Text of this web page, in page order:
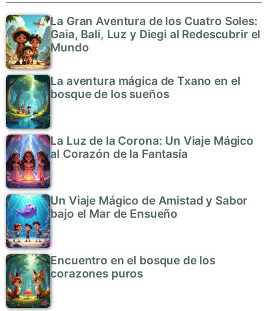
La Gran Aventura de los Cuatro Soles:
Gaia, Bali, Luz y Diegi al Redescubrir el
Mundo
La aventura mágica de Txano en el
bosque de los sueños
La Luz de la Corona: Un Viaje Mágico
al Corazón de la Fantasía
Un Viaje Mágico de Amistad y Sabor
bajo el Mar de Ensueño
Encuentro en el bosque de los
corazones puros